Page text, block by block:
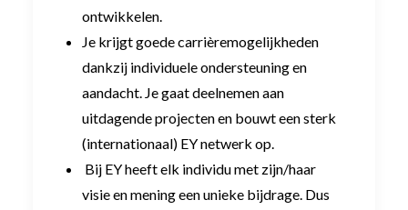
ontwikkelen.
Je krijgt goede carrièremogelijkheden
dankzij individuele ondersteuning en
aandacht. Je gaat deelnemen aan
uitdagende projecten en bouwt een sterk
(internationaal) EY netwerk op.
Bij EY heeft elk individu met zijn/haar
visie en mening een unieke bijdrage. Dus